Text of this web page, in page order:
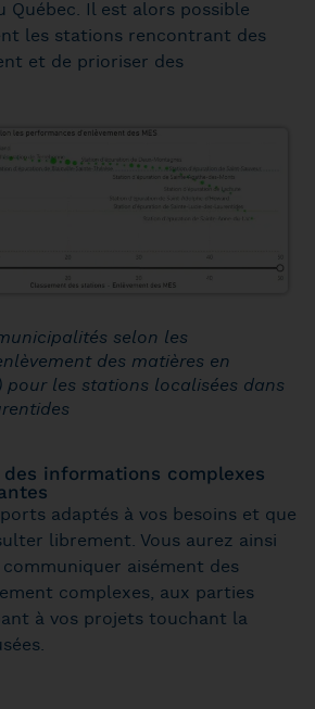
Québec. Il est alors possible
les stations rencontrant des
et de prioriser des
selon les
des matières en
pour les stations localisées dans
informations complexes
adaptés à vos besoins et que
librement. Vous aurez ainsi
aisément des
complexes, aux parties
à vos projets touchant la